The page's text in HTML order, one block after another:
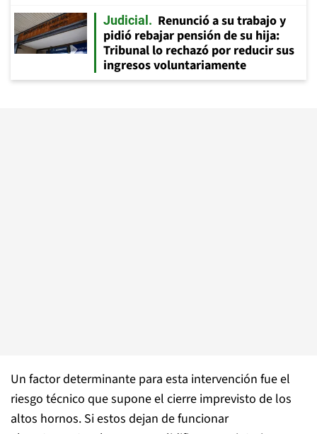
Judicial
Renunció a su trabajo y
pidió rebajar pensión de su hija:
Tribunal lo rechazó por reducir sus
ingresos voluntariamente
Un factor determinante para esta intervención fue el
riesgo técnico que supone el cierre imprevisto de los
altos hornos. Si estos dejan de funcionar